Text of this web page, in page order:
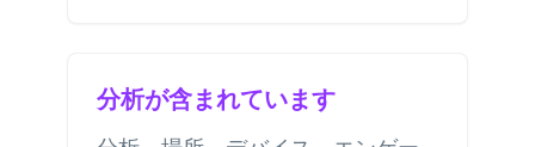
分析が含まれています